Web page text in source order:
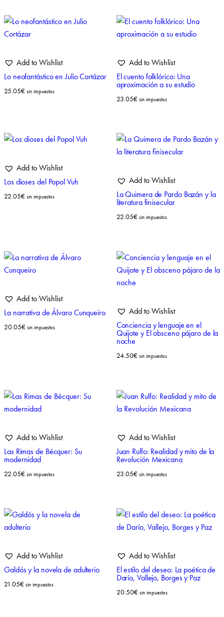
Add to Wishlist
Lo neofantástico en Julio Cortázar
25.05€ sin impuestos
Add to Wishlist
El cuento folklórico: Una
aproximación a su estudio
23.05€ sin impuestos
Add to Wishlist
Los dioses del Popol Vuh
22.05€ sin impuestos
Add to Wishlist
La Quimera de Pardo Bazán y la
literatura finisecular
22.05€ sin impuestos
Add to Wishlist
La narrativa de Álvaro Cunqueiro
20.05€ sin impuestos
Add to Wishlist
Conciencia y lenguaje en el
Quijote y El obsceno pájaro de la
noche
24.50€ sin impuestos
Add to Wishlist
Las Rimas de Bécquer: Su
modernidad
22.05€ sin impuestos
Add to Wishlist
Juan Rulfo: Realidad y mito de la
Revolución Mexicana
23.05€ sin impuestos
Add to Wishlist
Galdós y la novela de adulterio
21.05€ sin impuestos
Add to Wishlist
El estilo del deseo: La poética de
Darío, Vallejo, Borges y Paz
20.50€ sin impuestos